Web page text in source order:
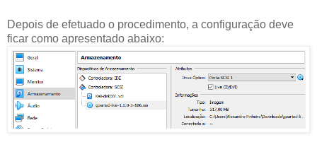
Depois de efetuado o procedimento, a configuração deve
ficar como apresentado abaixo: